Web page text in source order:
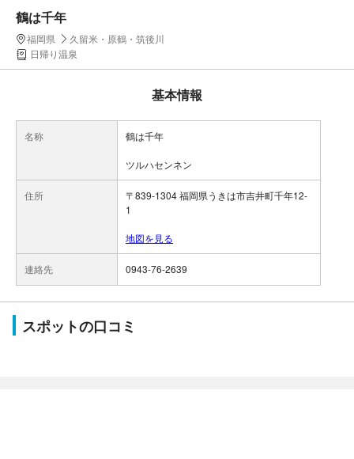
鶴は千年
福岡県
久留米・原鶴・筑後川
日帰り温泉
基本情報
名称 鶴は千年
ツルハセンネン
住所
〒839-1304 福岡県うきは市吉井町千年12-
1
地図を見る
連絡先 0943-76-2639
スポットの口コミ